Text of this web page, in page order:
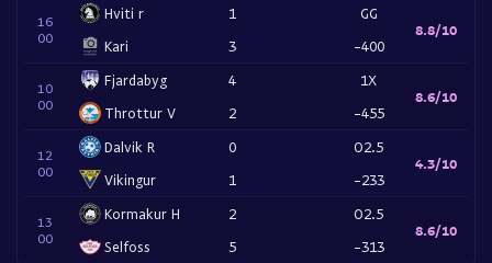
16
00
Hviti r
Kari
1
3
GG
-400
8.8/10
10
00
Fjardabyg
Throttur V
4
2
1X
-455
8.6/10
12
00
Dalvik R
Vikingur
0
1
O2.5
-233
4.3/10
13
00
Kormakur H
Selfoss
2
5
O2.5
-313
8.6/10